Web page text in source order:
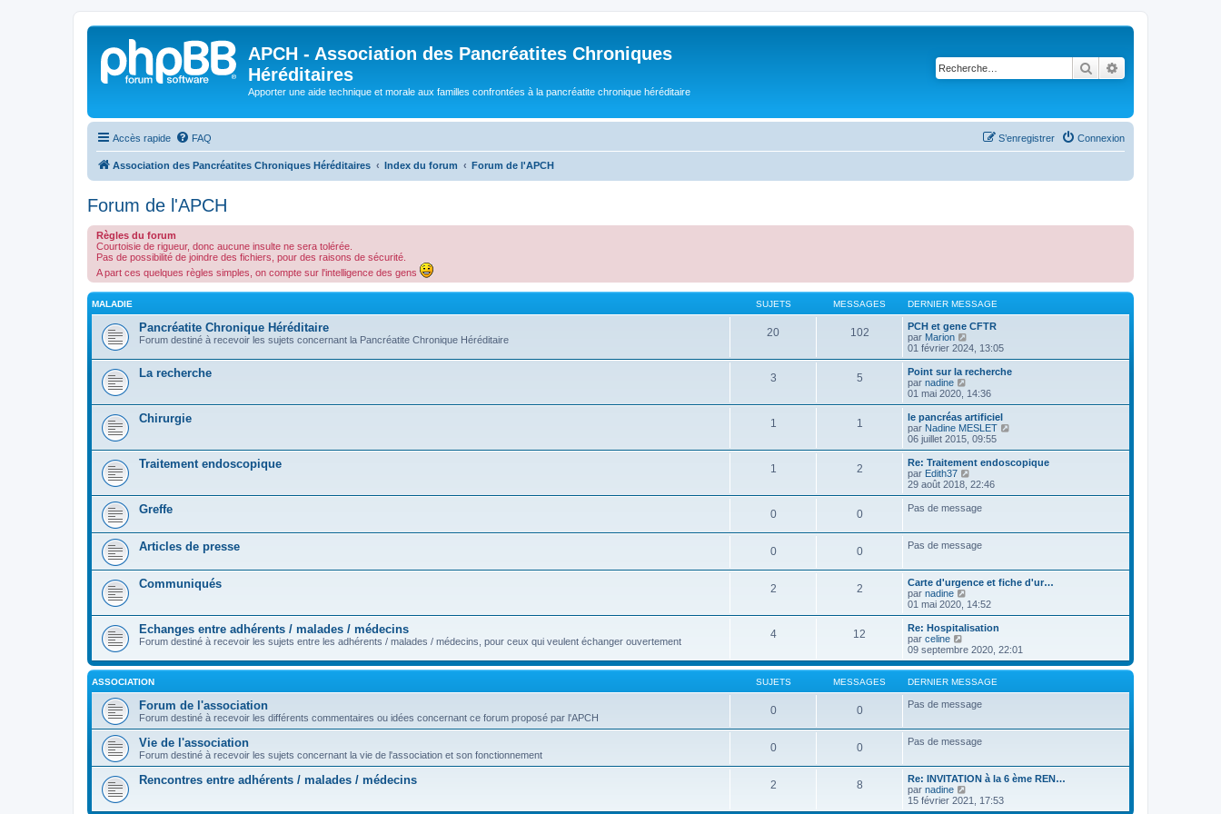
APCH - Association des Pancréatites Chroniques
Héréditaires
Apporter une aide technique et morale aux familles confrontées à la pancréatite chronique héréditaire
Rechercher
Accès rapide FAQ Connexion
S’enregistrer
Association des Pancréatites Chroniques Héréditaires Index du forum Forum de l'APCH
Forum de l'APCH
Règles du forum
Courtoisie de rigueur, donc aucune insulte ne sera tolérée.
Pas de possibilité de joindre des fichiers, pour des raisons de sécurité.
A part ces quelques règles simples, on compte sur l'intelligence des gens
MALADIE SUJETS MESSAGES DERNIER MESSAGE
Pancréatite Chronique Héréditaire
Forum destiné à recevoir les sujets concernant la Pancréatite Chronique Héréditaire
20 102
PCH et gene CFTR
par Marion
o
i
r
e
r
n
i
r
m
e
s
s
g
e
01 février 2024, 13:05
La recherche 3 5
Point sur la recherche
par nadine
o
i
r
l
e
d
r
n
r
e
s
e
01 mai 2020, 14:36
Chirurgie 1 1
le pancréas artificiel
par Nadine MESLET
i
r
i
m
e
06 juillet 2015, 09:55
Traitement endoscopique 1 2
Re: Traitement endoscopique
par Edith37
o
i
r
l
d
e
n
i
r
m
e
s
g
e
29 août 2018, 22:46
Greffe 0 0 Pas de message
Articles de presse 0 0 Pas de message
Communiqués 2 2
Carte d'urgence et fiche d'ur…
par nadine
o
i
r
e
e
r
n
i
e
m
e
s
a
e
01 mai 2020, 14:52
Echanges entre adhérents / malades / médecins
Forum destiné à recevoir les sujets entre les adhérents / malades / médecins, pour ceux qui veulent échanger ouvertement
4 12
Re: Hospitalisation
par celine
o
i
r
l
e
d
i
r
m
e
s
s
09 septembre 2020, 22:01
ASSOCIATION SUJETS MESSAGES DERNIER MESSAGE
Forum de l'association
Forum destiné à recevoir les différents commentaires ou idées concernant ce forum proposé par l'APCH
0 0 Pas de message
Vie de l'association
Forum destiné à recevoir les sujets concernant la vie de l'association et son fonctionnement
0 0 Pas de message
Rencontres entre adhérents / malades / médecins 2 8
Re: INVITATION à la 6 ème REN…
par nadine
o
i
15 février 2021, 17:53